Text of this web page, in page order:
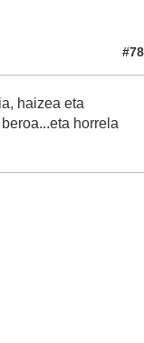
#78
haizea eta
horrela